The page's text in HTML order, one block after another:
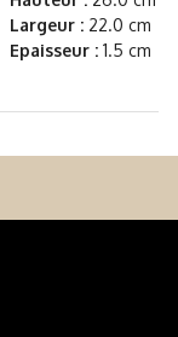
Largeur : 22.0 cm
Epaisseur : 1.5 cm